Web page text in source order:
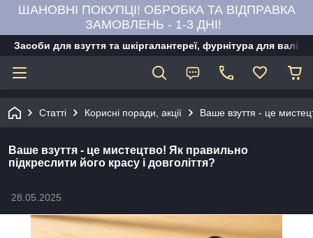
ШАНОВНІ ПОКУПЦІ! ОБРОБКА ТА ВІДПРАВКА
ЗАМОВЛЕНЬ - 1-3 ДНІ!
Засоби для взуття та шкіргалантереї, фурнітура для
Статті Корисні поради, акції Ваше взуття - це
Ваше взуття - це мистецтво! Як правильно
підкреслити його красу і довголіття?
28.05.2025